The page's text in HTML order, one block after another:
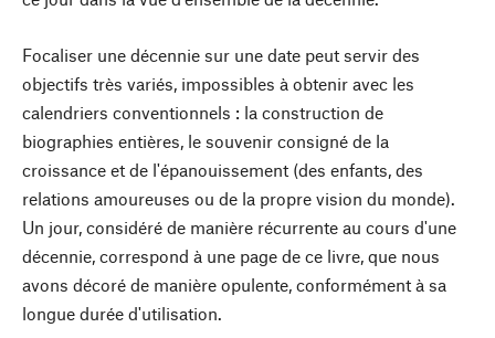
Focaliser une décennie sur une date peut servir des
objectifs très variés, impossibles à obtenir avec les
calendriers conventionnels : la construction de
biographies entières, le souvenir consigné de la
croissance et de l'épanouissement (des enfants, des
relations amoureuses ou de la propre vision du monde).
Un jour, considéré de manière récurrente au cours d'une
décennie, correspond à une page de ce livre, que nous
avons décoré de manière opulente, conformément à sa
longue durée d'utilisation.